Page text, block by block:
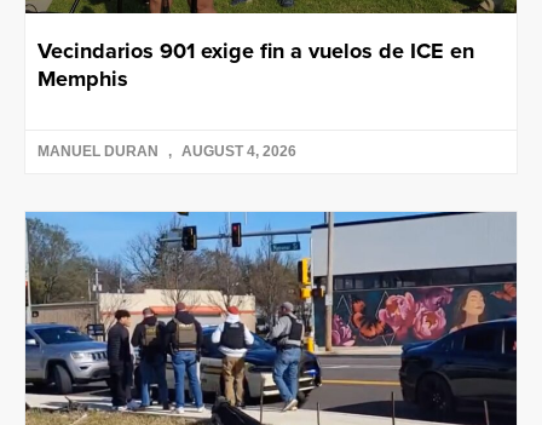
Vecindarios 901 exige fin a vuelos de ICE en
Memphis
MANUEL DURAN AUGUST 4, 2026